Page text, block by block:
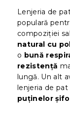
Lenjeria de
populară
compoziției
natural cu
o bună
rezistență
lungă. Un alt
lenjeria de pat
puținelor